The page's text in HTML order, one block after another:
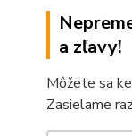
a zľavy!
Môžete sa
Zasielame